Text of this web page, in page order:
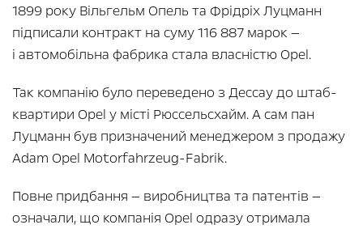
1899 року Вільгельм Опель та Фрідріх Луцманн
підписали контракт на суму 116 887 марок —
і автомобільна фабрика стала власністю Opel.
Так компанію було переведено з Дессау до штаб-
квартири Opel у місті Рюссельсхайм. А сам пан
Луцманн був призначений менеджером з продажу
Adam Opel Motorfahrzeug-Fabrik.
Повне придбання — виробництва та патентів —
означали, що компанія Opel одразу отримала